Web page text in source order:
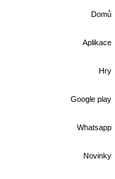
Domů
Aplikace
Hry
Google play
Whatsapp
Novinky